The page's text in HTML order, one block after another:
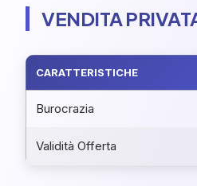
VENDITA
CARATTERISTICHE
Burocrazia
Validità Offerta